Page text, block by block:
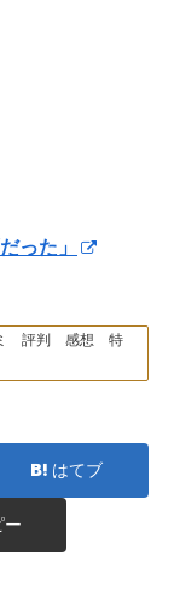
った」
ミ 評判 感想 特
はてブ
ー